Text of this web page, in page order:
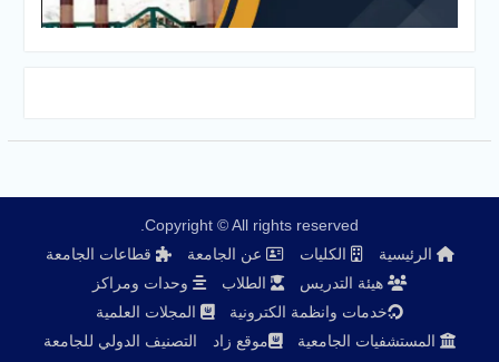
Copyright © All rights reserved.
الرئيسية
الكليات عن الجامعة
قطاعات الجامعة
هيئة التدريس
الطلاب
وحدات ومراكز
خدمات وانظمة الكترونية
المجلات العلمية
المستشفيات الجامعية
موقع زاد
التصنيف الدولي للجامعة